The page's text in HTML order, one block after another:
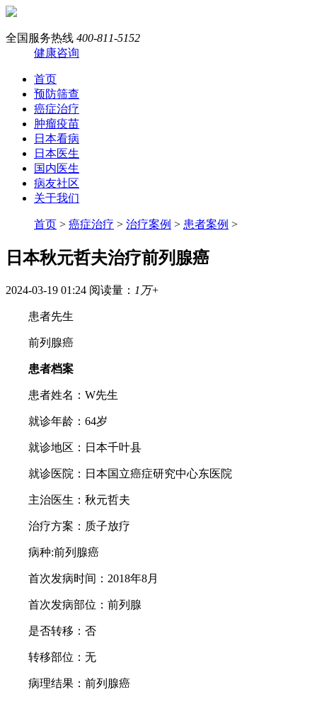
全国服务热线 400-811-5152
健康咨询
首页
预防筛查
癌症治疗
肿瘤疫苗
日本看病
日本医生
国内医生
病友社区
关于我们
首页 > 癌症治疗 > 治疗案例 > 患者案例 >
日本秋元哲夫治疗前列腺癌
2024-03-19 01:24 阅读量： 1万+
患者先生
前列腺癌
患者档案
患者姓名：W先生
就诊年龄：64岁
就诊地区：日本千叶县
就诊医院：日本国立癌症研究中心东医院
主治医生：秋元哲夫
治疗方案：质子放疗
病种:前列腺癌
首次发病时间：2018年8月
首次发病部位：前列腺
是否转移：否
转移部位：无
病理结果：前列腺癌